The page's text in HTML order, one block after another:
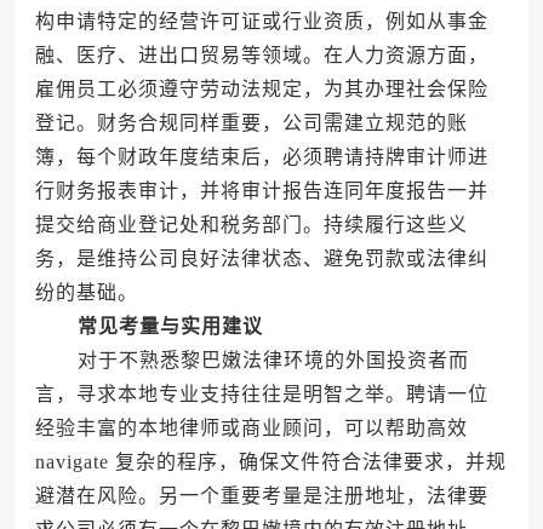
构申请特定的经营许可证或行业资质，例如从事金
融、医疗、进出口贸易等领域。在人力资源方面，
雇佣员工必须遵守劳动法规定，为其办理社会保险
登记。财务合规同样重要，公司需建立规范的账
簿，每个财政年度结束后，必须聘请持牌审计师进
行财务报表审计，并将审计报告连同年度报告一并
提交给商业登记处和税务部门。持续履行这些义
务，是维持公司良好法律状态、避免罚款或法律纠
纷的基础。
常见考量与实用建议
对于不熟悉黎巴嫩法律环境的外国投资者而
言，寻求本地专业支持往往是明智之举。聘请一位
经验丰富的本地律师或商业顾问，可以帮助高效
navigate 复杂的程序，确保文件符合法律要求，并规
避潜在风险。另一个重要考量是注册地址，法律要